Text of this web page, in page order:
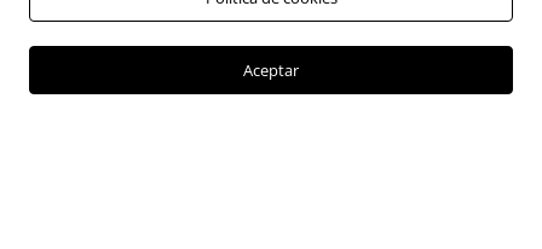
Nueva Ora 5 SUV
Aceptar